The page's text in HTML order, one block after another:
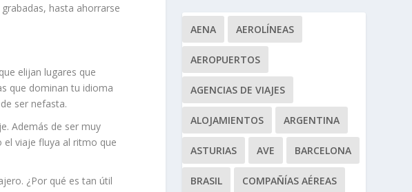
hasta ahorrarse
elijan lugares que
que dominan tu idioma
ser nefasta.
Además de ser muy
viaje fluya al ritmo que
¿Por qué es tan útil
AENA AEROLÍNEAS
AEROPUERTOS
AGENCIAS DE VIAJES
ALOJAMIENTOS ARGENTINA
ASTURIAS AVE BARCELONA
BRASIL COMPAÑÍAS AÉREAS